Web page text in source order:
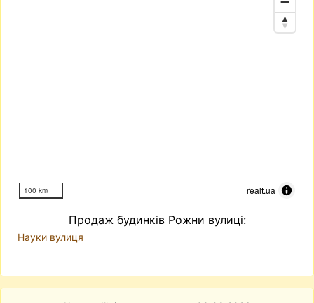
100 km realt.ua
Продаж будинків Рожни вулиці:
Науки вулиця